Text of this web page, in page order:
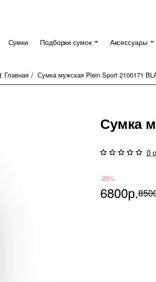
Сумки Подборки сумок Аксессуары
Сумка мужская Plein Sport 2100171
Сумка
0
-20%
6800р.